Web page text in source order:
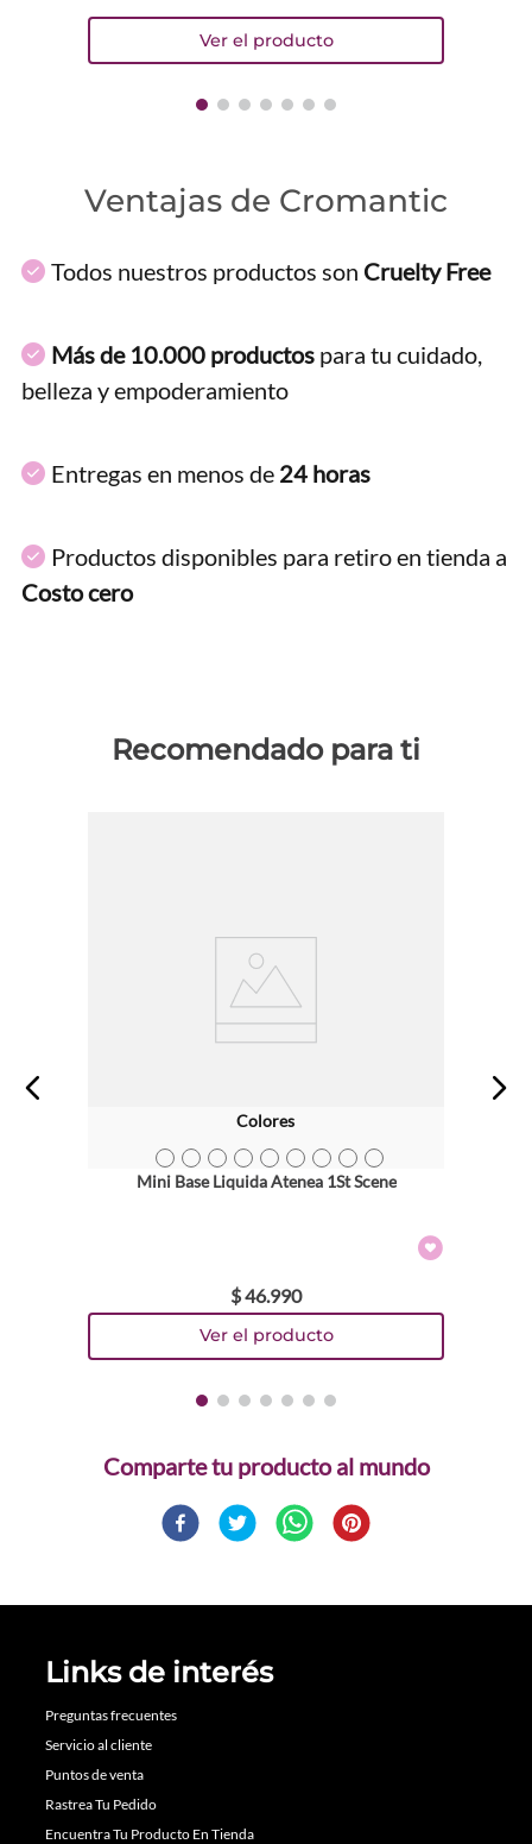
Ventajas de Cromantic
Todos nuestros productos son Cruelty Free
Más de 10.000 productos para tu cuidado,
belleza y empoderamiento
Entregas en menos de 24 horas
Productos disponibles para retiro en tienda a
Costo cero
Recomendado para ti
Colores
Mini Base Liquida Atenea 1St Scene
$46.990
Comparte
Links de interés
Preguntas frecuentes
Servicio al cliente
Puntos de venta
Rastrea Tu Pedido
Encuentra Tu Producto En Tienda